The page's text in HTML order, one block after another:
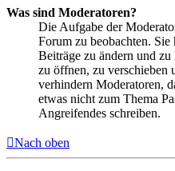
Was sind Moderatoren?
Die Aufgabe der
Forum zu beobachten.
Beiträge zu ändern und
zu öffnen, zu verschieben
verhindern Moderatoren,
etwas nicht zum Thema
Angreifendes schreiben.
Nach oben